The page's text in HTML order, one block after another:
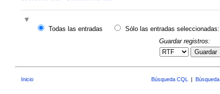
Todas las entradas
Sólo las entradas seleccionadas:
Guardar registros:
Guardar
Inicio Búsqueda CQL